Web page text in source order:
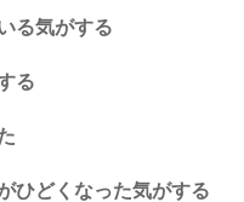
る気がする
る
ひどくなった気がする